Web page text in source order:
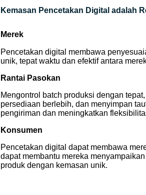
Kemasan Pencetakan Digital adalah
Merek
Pencetakan digital membawa
unik, tepat waktu dan efektif antara
Rantai Pasokan
Mengontrol batch produksi dengan
persediaan berlebih, dan menyimpan
pengiriman dan meningkatkan
Konsumen
Pencetakan digital dapat membawa
dapat membantu mereka
produk dengan kemasan unik.